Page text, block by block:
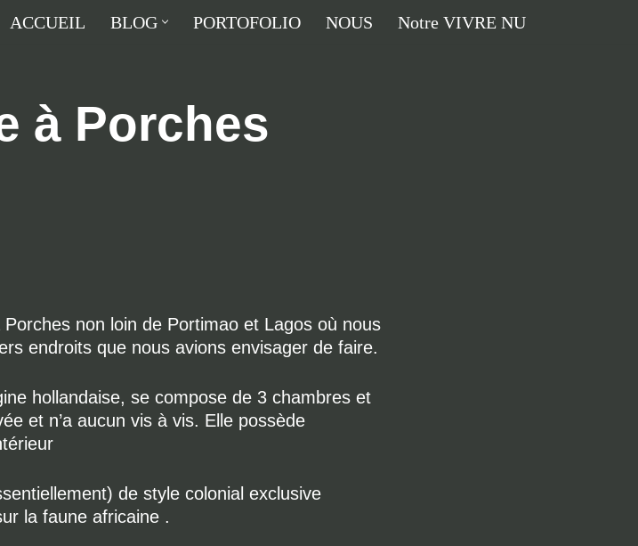
ACCUEIL BLOG PORTOFOLIO NOUS Notre VIVRE NU
à Porches
non loin de Portimao et Lagos où nous
endroits que nous avions envisager de faire.
hollandaise, se compose de 3 chambres et
et n’a aucun vis à vis. Elle possède
de style colonial exclusive
la faune africaine .